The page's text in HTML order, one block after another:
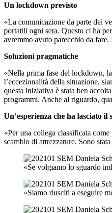
Un lockdown previsto
«La comunicazione da parte dei
portatili ogni sera. Questo ci ha
avremmo avuto parecchio da
Soluzioni pragmatiche
«Nella prima fase del lockdown,
l’eccezionalità della situazione,
questa iniziativa è stata ben
programmi. Anche al riguardo,
Un’esperienza che ha lasciato il
«Per una collega classificata
scambio di attrezzature. Sono
«Se volgiamo lo sguardo
«Siamo riusciti a eseguire